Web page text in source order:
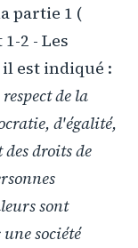
partie 1 (
2 - Les
est indiqué :
de la
d'égalité,
droits de
sont
société